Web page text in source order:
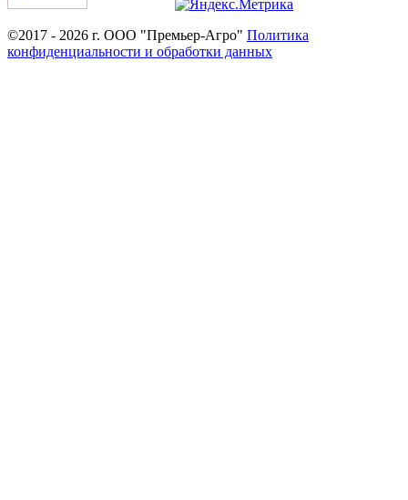
©2017 - 2026 г. ООО "Премьер-Агро" Политика
конфиденциальности и обработки данных